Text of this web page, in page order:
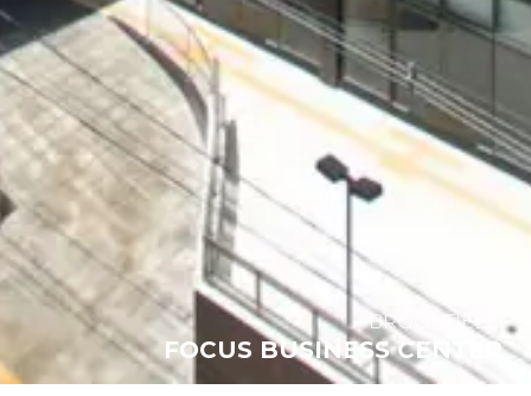
BROOKFIELD
FOCUS BUSINESS CENTER